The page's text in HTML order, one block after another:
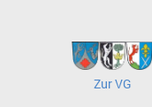
Zur VG